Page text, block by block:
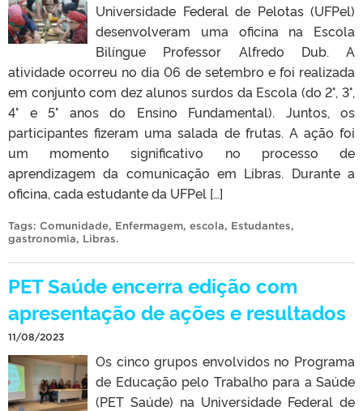
Universidade Federal de Pelotas (UFPel)
desenvolveram uma oficina na Escola
Bilíngue Professor Alfredo Dub. A
atividade ocorreu no dia 06 de setembro e foi realizada
em conjunto com dez alunos surdos da Escola (do 2°, 3°,
4° e 5° anos do Ensino Fundamental). Juntos, os
participantes fizeram uma salada de frutas. A ação foi
um momento significativo no processo de
aprendizagem da comunicação em Libras. Durante a
oficina, cada estudante da UFPel […]
Tags: Comunidade, Enfermagem, escola, Estudantes,
gastronomia, Libras.
PET Saúde encerra edição com
apresentação de ações e resultados
11/08/2023
Os cinco grupos envolvidos no Programa
de Educação pelo Trabalho para a Saúde
(PET Saúde) na Universidade Federal de